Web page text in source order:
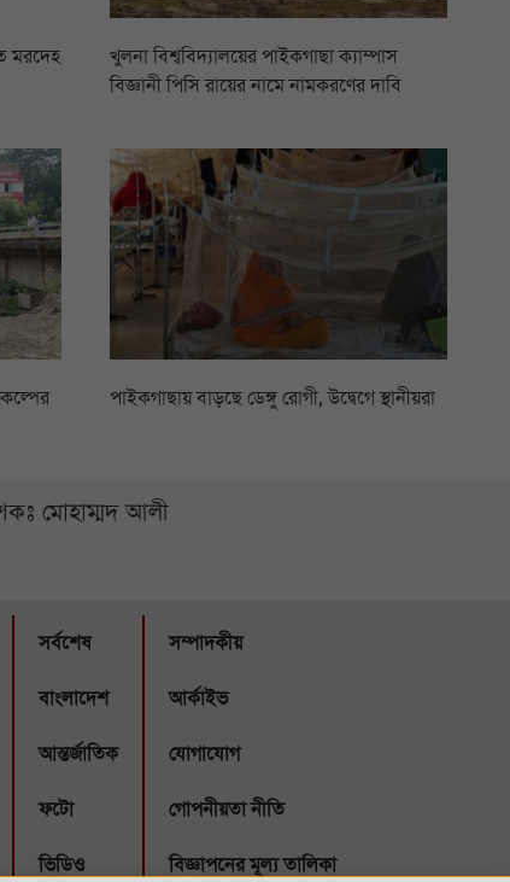
মরদেহ
খুলনা বিশ্ববিদ্যালয়ের পাইকগাছা ক্যাম্পাস
বিজ্ঞানী পিসি রায়ের নামে নামকরণের দাবি
পাইকগাছায় বাড়ছে ডেঙ্গু রোগী, উদ্বেগে স্থানীয়রা
মোহাম্মদ আলী
সর্বশেষ
বাংলাদেশ
আন্তর্জাতিক
ফটো
ভিডিও
সম্পাদকীয়
আর্কাইভ
যোগাযোগ
গোপনীয়তা নীতি
বিজ্ঞাপনের মূল্য তালিকা